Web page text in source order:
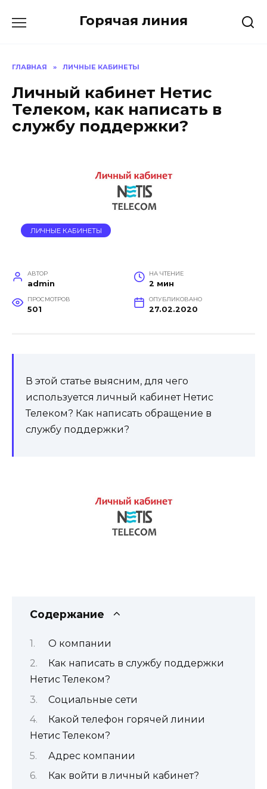
Горячая линия
ГЛАВНАЯ » ЛИЧНЫЕ КАБИНЕТЫ
Личный кабинет Нетис
Телеком, как написать в
службу поддержки?
ЛИЧНЫЕ КАБИНЕТЫ
АВТОР
admin
НА ЧТЕНИЕ
2 мин
ПРОСМОТРОВ
501
ОПУБЛИКОВАНО
27.02.2020
В этой статье выясним, для чего
используется личный кабинет Нетис
Телеком? Как написать обращение в
службу поддержки?
Содержание
О компании
Как написать в службу поддержки
Нетис Телеком?
Социальные сети
Какой телефон горячей линии
Нетис Телеком?
Адрес компании
Как войти в личный кабинет?